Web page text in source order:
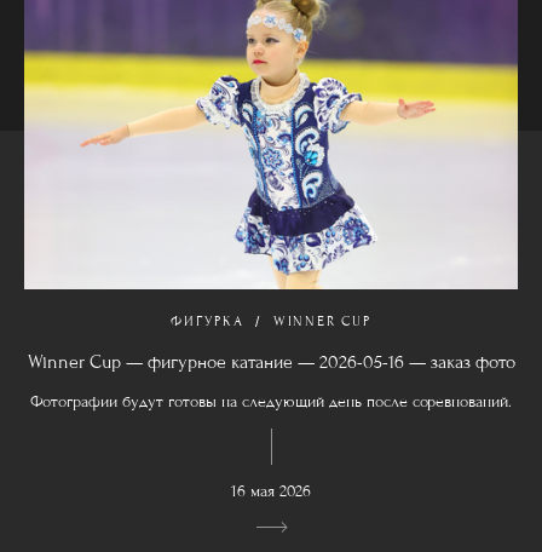
ФИГУРКА WINNER CUP
Winner Cup — фигурное катание — 2026-05-16 — заказ фото
Фотографии будут готовы на следующий день после соревнований.
16 мая 2026